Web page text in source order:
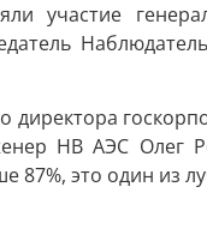
участие
НВ АЭС Олег
это один из